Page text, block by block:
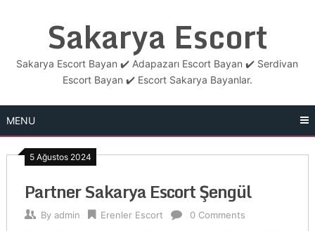
Sakarya Escort
Sakarya Escort Bayan ✔️ Adapazarı Escort Bayan ✔️ Serdivan
Escort Bayan ✔️ Escort Sakarya Bayanlar.
MENU
5 Ağustos 2024
Partner Sakarya Escort Şengül
By admin Erenler Escort 0 Comments